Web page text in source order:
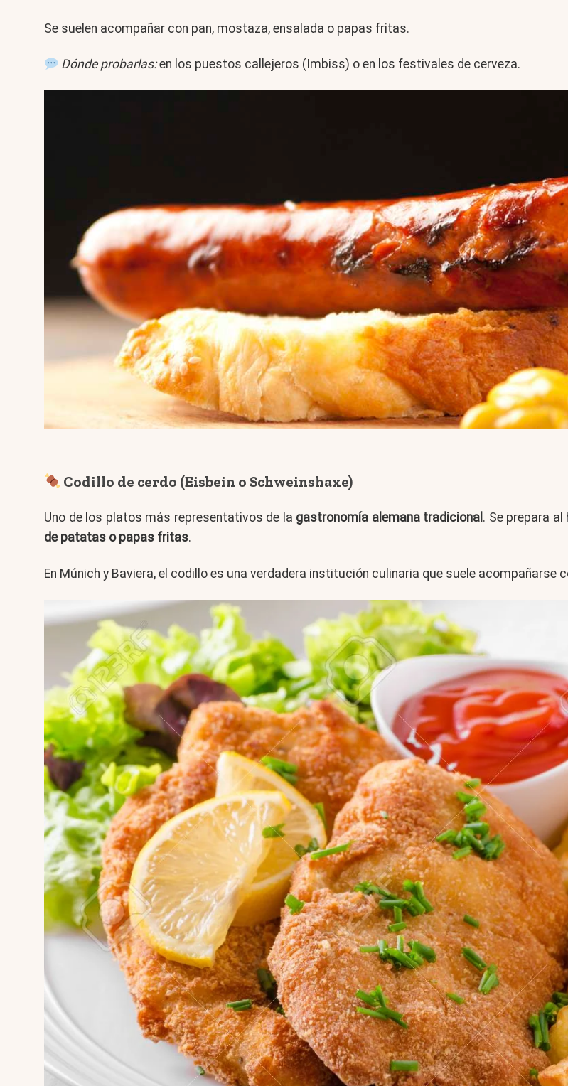
Se suelen acompañar con pan, mostaza, ensalada o papas fritas.
Dónde probarlas:en los puestos callejeros (Imbiss) o en los festivales de cerveza.
Codillo de cerdo (Eisbein o Schweinshaxe)
Uno de los platos más representativos de la gastronomía alemana tradicional . Se prepara
de patatas o papas fritas.
En Múnich y Baviera, el codillo es una verdadera institución culinaria que suele acompañarse